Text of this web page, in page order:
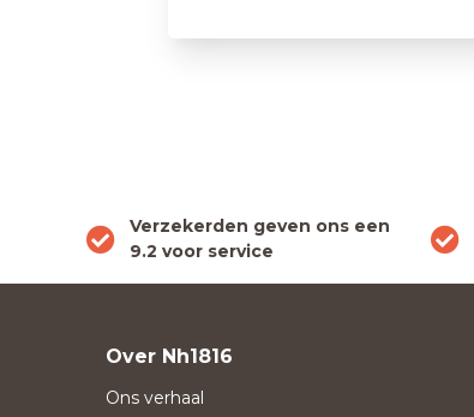
Verzekerden geven ons een
9.2 voor service
Over Nh1816
Ons verhaal